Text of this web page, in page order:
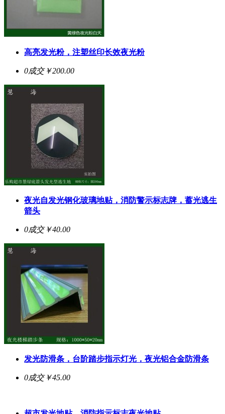
高亮发光粉，注塑丝印长效夜光粉
0成交￥200.00
夜光自发光钢化玻璃地贴，消防警示标志牌，蓄光逃生
箭头
0成交￥40.00
发光防滑条，台阶踏步指示灯光，夜光铝合金防滑条
0成交￥45.00